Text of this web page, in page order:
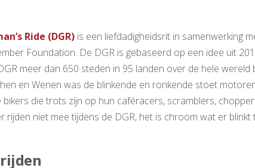
Ride (DGR) is een liefdadigheidsrit in samenwerking
Foundation. De DGR is gebaseerd op een idee uit
meer dan 650 steden in 95 landen over de hele wereld
en Wenen was de blinkende en ronkende stoet
die trots zijn op hun caféracers, scramblers,
rijden niet mee tijdens de DGR, het is chroom wat er